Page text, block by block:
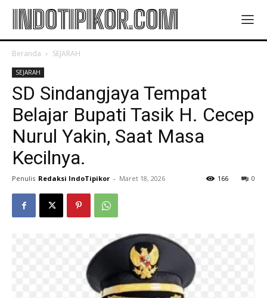
INDOTIPIKOR.COM
Beranda SEJARAH
SEJARAH
SD Sindangjaya Tempat
Belajar Bupati Tasik H. Cecep
Nurul Yakin, Saat Masa
Kecilnya.
Penulis Redaksi IndoTipikor - Maret 18, 2026 0
166